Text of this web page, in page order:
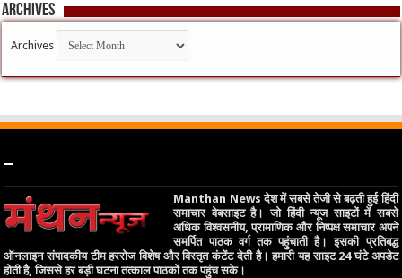
Archives
Archives
–
Manthan News देश में सबसे तेजी से बढ़ती हुई हिंदी
समाचार वेबसाइट है। जो हिंदी न्यूज साइटों में सबसे
अधिक विश्वसनीय, प्रामाणिक और निष्पक्ष समाचार अपने
समर्पित पाठक वर्ग तक पहुंचाती है। इसकी प्रतिबद्ध
ऑनलाइन संपादकीय टीम हररोज विशेष और विस्तृत कंटेंट देती है। हमारी यह साइट 24 घंटे अपडेट
होती है, जिससे हर बड़ी घटना तत्काल पाठकों तक पहुंच सके।